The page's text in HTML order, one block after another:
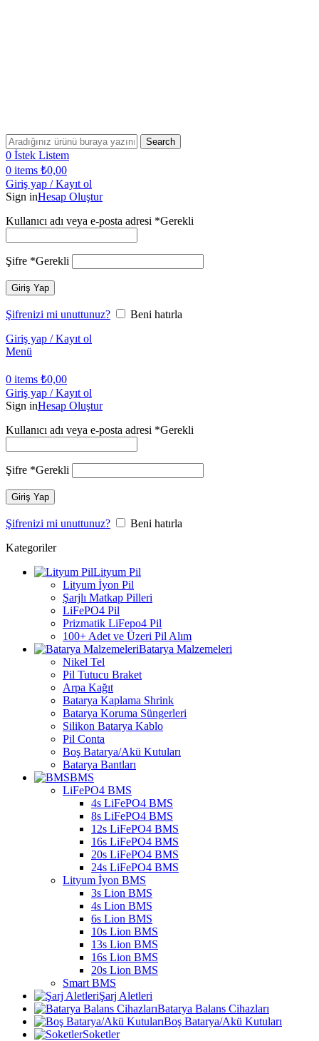
Search
0 İstek Listem
0 items ₺0,00
Giriş yap / Kayıt ol
Sign inHesap Oluştur
Kullanıcı adı veya e-posta adresi *Gerekli
Şifre *Gerekli
Giriş Yap
Şifrenizi mi unuttunuz?
Beni hatırla
Giriş yap / Kayıt ol
Menü
0 items ₺0,00
Giriş yap / Kayıt ol
Sign inHesap Oluştur
Kullanıcı adı veya e-posta adresi *Gerekli
Şifre *Gerekli
Giriş Yap
Şifrenizi mi unuttunuz?
Beni hatırla
Kategoriler
Lityum Pil
Lityum İyon Pil
Şarjlı Matkap Pilleri
LiFePO4 Pil
Prizmatik LiFepo4 Pil
100+ Adet ve Üzeri Pil Alım
Batarya Malzemeleri
Nikel Tel
Pil Tutucu Braket
Arpa Kağıt
Batarya Kaplama Shrink
Batarya Koruma Süngerleri
Silikon Batarya Kablo
Pil Conta
Boş Batarya/Akü Kutuları
Batarya Bantları
BMS
LiFePO4 BMS
4s LiFePO4 BMS
8s LiFePO4 BMS
12s LiFePO4 BMS
16s LiFePO4 BMS
20s LiFePO4 BMS
24s LiFePO4 BMS
Lityum İyon BMS
3s Lion BMS
4s Lion BMS
6s Lion BMS
10s Lion BMS
13s Lion BMS
16s Lion BMS
20s Lion BMS
Smart BMS
Şarj Aletleri
Batarya Balans Cihazları
Boş Batarya/Akü Kutuları
Soketler